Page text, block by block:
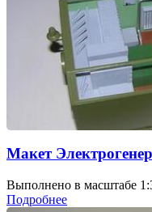
Макет
Выполнено в масштабе
Подробнее